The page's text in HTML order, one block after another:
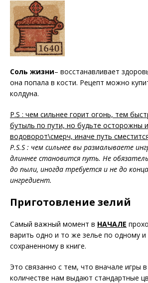
Соль жизни– восстанавливает
она попала в кости. Рецепт можно
колдуна.
P.S : чем сильнее горит огонь, тем
бутыль по пути, но будьте осторожны
водоворот\смерч, иначе путь
P.S.S : чем сильнее вы размалываете
длиннее становится путь. Не
до пыли, иногда требуется и не до
ингредиент.
Приготовление зелий
Самый важный момент в НАЧАЛЕ
варить одно и то же зелье по одному
сохраненному в книге.
Это связанно с тем, что вначале игры
количестве нам выдают стандартные